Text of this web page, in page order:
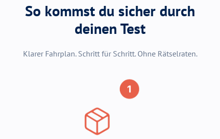
So kommst du sicher durch
deinen Test
Klarer Fahrplan. Schritt für Schritt. Ohne Rätselraten.